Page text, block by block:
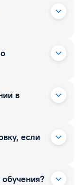
в
если